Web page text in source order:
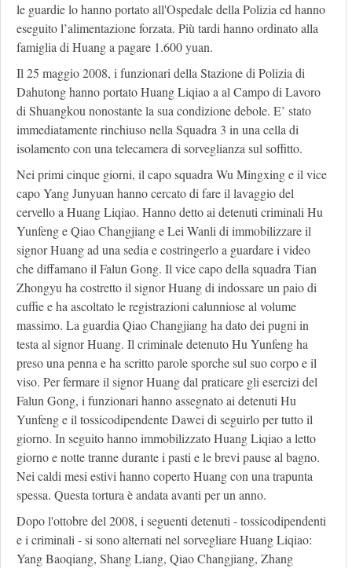
le guardie lo hanno portato all'Ospedale della Polizia ed hanno
eseguito l’alimentazione forzata. Più tardi hanno ordinato alla
famiglia di Huang a pagare 1.600 yuan.
Il 25 maggio 2008, i funzionari della Stazione di Polizia di
Dahutong hanno portato Huang Liqiao a al Campo di Lavoro
di Shuangkou nonostante la sua condizione debole. E’ stato
immediatamente rinchiuso nella Squadra 3 in una cella di
isolamento con una telecamera di sorveglianza sul soffitto.
Nei primi cinque giorni, il capo squadra Wu Mingxing e il vice
capo Yang Junyuan hanno cercato di fare il lavaggio del
cervello a Huang Liqiao. Hanno detto ai detenuti criminali Hu
Yunfeng e Qiao Changjiang e Lei Wanli di immobilizzare il
signor Huang ad una sedia e costringerlo a guardare i video
che diffamano il Falun Gong. Il vice capo della squadra Tian
Zhongyu ha costretto il signor Huang di indossare un paio di
cuffie e ha ascoltato le registrazioni calunniose al volume
massimo. La guardia Qiao Changjiang ha dato dei pugni in
testa al signor Huang. Il criminale detenuto Hu Yunfeng ha
preso una penna e ha scritto parole sporche sul suo corpo e il
viso. Per fermare il signor Huang dal praticare gli esercizi del
Falun Gong, i funzionari hanno assegnato ai detenuti Hu
Yunfeng e il tossicodipendente Dawei di seguirlo per tutto il
giorno. In seguito hanno immobilizzato Huang Liqiao a letto
giorno e notte tranne durante i pasti e le brevi pause al bagno.
Nei caldi mesi estivi hanno coperto Huang con una trapunta
spessa. Questa tortura è andata avanti per un anno.
Dopo l'ottobre del 2008, i seguenti detenuti - tossicodipendenti
e i criminali - si sono alternati nel sorvegliare Huang Liqiao:
Yang Baoqiang, Shang Liang, Qiao Changjiang, Zhang